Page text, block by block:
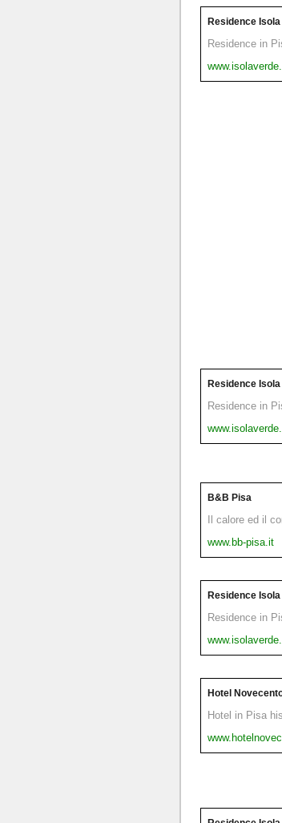
Residence
Residence in
Residence
Residence in
B&B Pisa
Il calore ed il
www.bb-pisa.it
Residence
Residence in
Hotel
Hotel in Pisa